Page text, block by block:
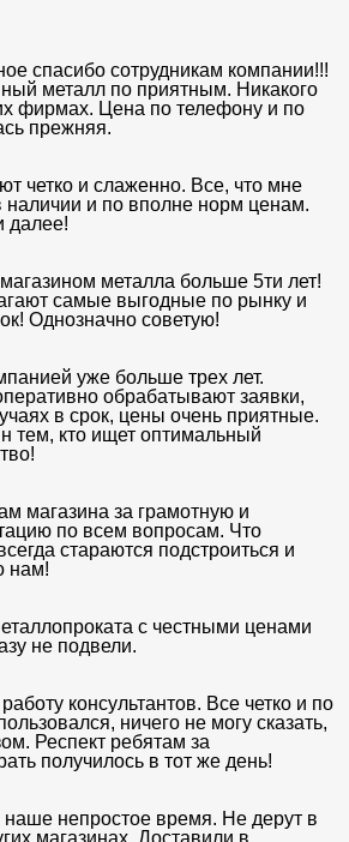
спасибо сотрудникам компании!!!
металл по приятным. Никакого
фирмах. Цена по телефону и по
прежняя.
четко и слаженно. Все, что мне
и по вполне норм ценам.
далее!
металла больше 5ти лет!
самые выгодные по рынку и
Однозначно советую!
уже больше трех лет.
обрабатывают заявки,
в срок, цены очень приятные.
тем, кто ищет оптимальный
магазина за грамотную и
по всем вопросам. Что
стараются подстроиться и
нам!
с честными ценами
не подвели.
консультантов. Все четко и по
ничего не могу сказать,
Респект ребятам за
получилось в тот же день!
непростое время. Не дерут в
магазинах. Доставили в